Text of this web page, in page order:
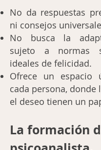
No da respuestas
ni consejos
No busca la
sujeto a normas
ideales de felicidad.
Ofrece un espacio
cada persona, donde
el deseo tienen un
La formación